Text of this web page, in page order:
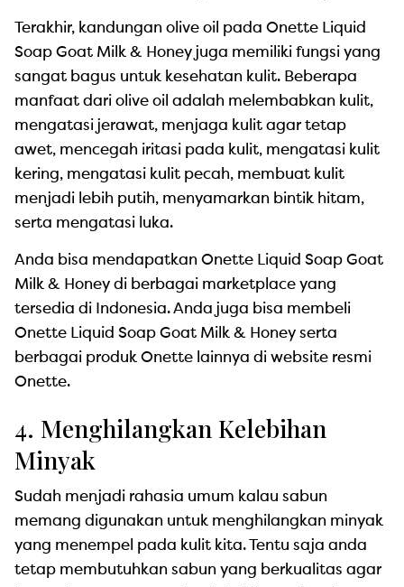
Terakhir, kandungan olive oil pada Onette Liquid
Soap Goat Milk & Honey juga memiliki fungsi yang
sangat bagus untuk kesehatan kulit. Beberapa
manfaat dari olive oil adalah melembabkan kulit,
mengatasi jerawat, menjaga kulit agar tetap
awet, mencegah iritasi pada kulit, mengatasi kulit
kering, mengatasi kulit pecah, membuat kulit
menjadi lebih putih, menyamarkan bintik hitam,
serta mengatasi luka.
Anda bisa mendapatkan Onette Liquid Soap Goat
Milk & Honey di berbagai marketplace yang
tersedia di Indonesia. Anda juga bisa membeli
Onette Liquid Soap Goat Milk & Honey serta
berbagai produk Onette lainnya di website resmi
Onette.
4. Menghilangkan Kelebihan
Minyak
Sudah menjadi rahasia umum kalau sabun
memang digunakan untuk menghilangkan minyak
yang menempel pada kulit kita. Tentu saja anda
tetap membutuhkan sabun yang berkualitas agar